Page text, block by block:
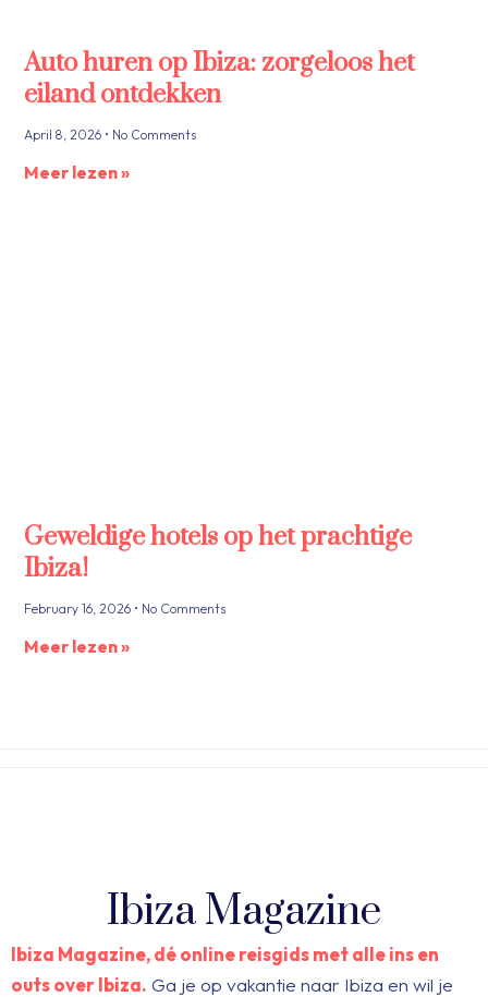
Auto huren op Ibiza: zorgeloos het
eiland ontdekken
April 8, 2026 No Comments
Meer lezen »
Geweldige hotels op het prachtige
Ibiza!
February 16, 2026 No Comments
Meer lezen »
Ibiza Magazine
Ibiza Magazine, dé online reisgids met alle ins en
outs over Ibiza. Ga je op vakantie naar Ibiza en wil je